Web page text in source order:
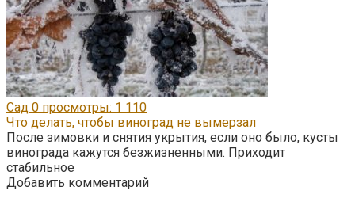
Сад 0 просмотры: 1 110
Что делать, чтобы виноград не вымерзал
После зимовки и снятия укрытия, если оно было, кусты
винограда кажутся безжизненными. Приходит
стабильное
Добавить комментарий